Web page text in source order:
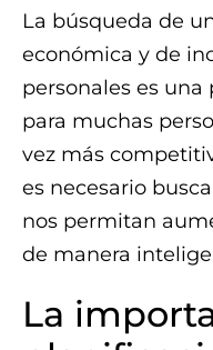
La búsqueda de
económica y de
personales es
para muchas
vez más
es necesario
nos permitan
de manera
La